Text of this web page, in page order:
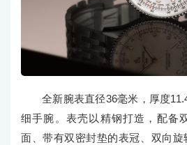
全新腕表直径36毫米，厚度
细手腕。表壳以精钢打造，配备
面、带有双密封垫的表冠、双向